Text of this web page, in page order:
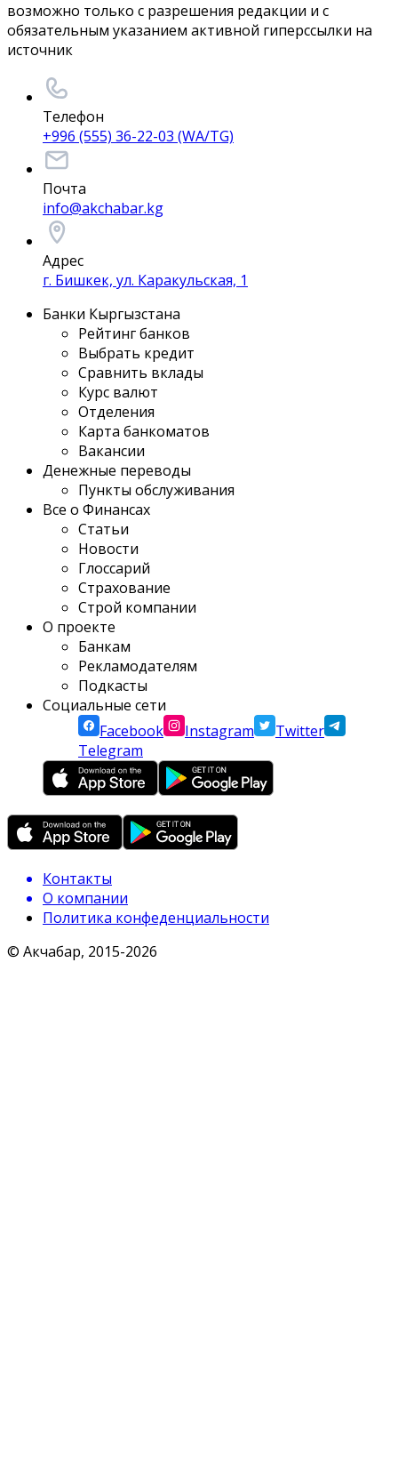
возможно только с разрешения редакции и с
обязательным указанием активной гиперссылки на
источник
Телефон
+996 (555) 36-22-03 (WA/TG)
Почта
info@akchabar.kg
Адрес
г. Бишкек, ул. Каракульская, 1
Банки Кыргызстана
Рейтинг банков
Выбрать кредит
Сравнить вклады
Курс валют
Отделения
Карта банкоматов
Вакансии
Денежные переводы
Пункты обслуживания
Все о Финансах
Статьи
Новости
Глоссарий
Страхование
Строй компании
О проекте
Банкам
Рекламодателям
Подкасты
Социальные сети
Facebook
Instagram
Twitter
Telegram
Контакты
О компании
Политика конфеденциальности
© Акчабар, 2015-2026